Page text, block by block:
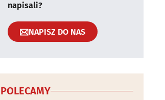
napisali?
NAPISZ DO NAS
POLECAMY